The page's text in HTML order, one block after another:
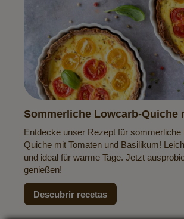
Sommerliche Lowcarb-Quiche
Entdecke unser Rezept für sommerliche
Quiche mit Tomaten und Basilikum!
und ideal für warme Tage. Jetzt
genießen!
Descubrir recetas